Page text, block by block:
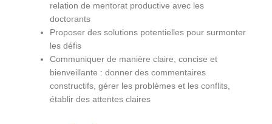
relation de mentorat productive avec les
doctorants
Proposer des solutions potentielles pour surmonter
les défis
Communiquer de manière claire, concise et
bienveillante : donner des commentaires
constructifs, gérer les problèmes et les conflits,
établir des attentes claires